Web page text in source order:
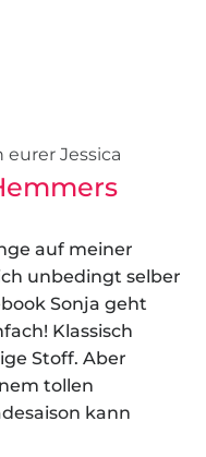
eurer Jessica
auf meiner
unbedingt selber
Sonja geht
Klassisch
Stoff. Aber
tollen
kann